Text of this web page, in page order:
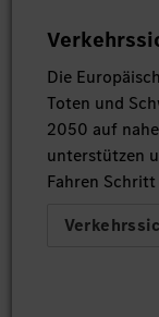
Die
Toten und
2050 auf
unterstützen
Fahren